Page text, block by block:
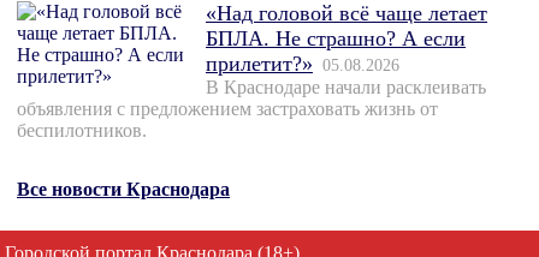
«Над головой всё чаще летает
БПЛА. Не страшно? А если
прилетит?» 05.08.2026
В Краснодаре начали расклеивать
объявления с предложением застраховать жизнь от
беспилотников.
Все новости Краснодара
Городской портал Краснодара (18+)